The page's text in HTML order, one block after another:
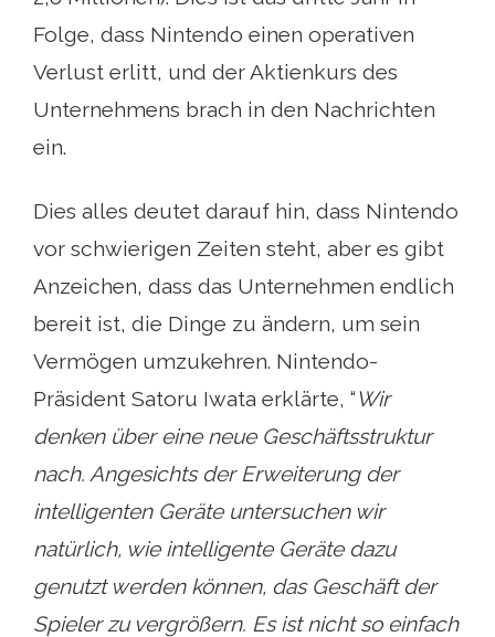
Folge, dass Nintendo einen operativen
Verlust erlitt, und der Aktienkurs des
Unternehmens brach in den Nachrichten
ein.
Dies alles deutet darauf hin, dass Nintendo
vor schwierigen Zeiten steht, aber es gibt
Anzeichen, dass das Unternehmen endlich
bereit ist, die Dinge zu ändern, um sein
Vermögen umzukehren. Nintendo-
Präsident Satoru Iwata erklärte, “Wir
denken über eine neue Geschäftsstruktur
nach. Angesichts der Erweiterung der
intelligenten Geräte untersuchen wir
natürlich, wie intelligente Geräte dazu
genutzt werden können, das Geschäft der
Spieler zu vergrößern. Es ist nicht so einfach